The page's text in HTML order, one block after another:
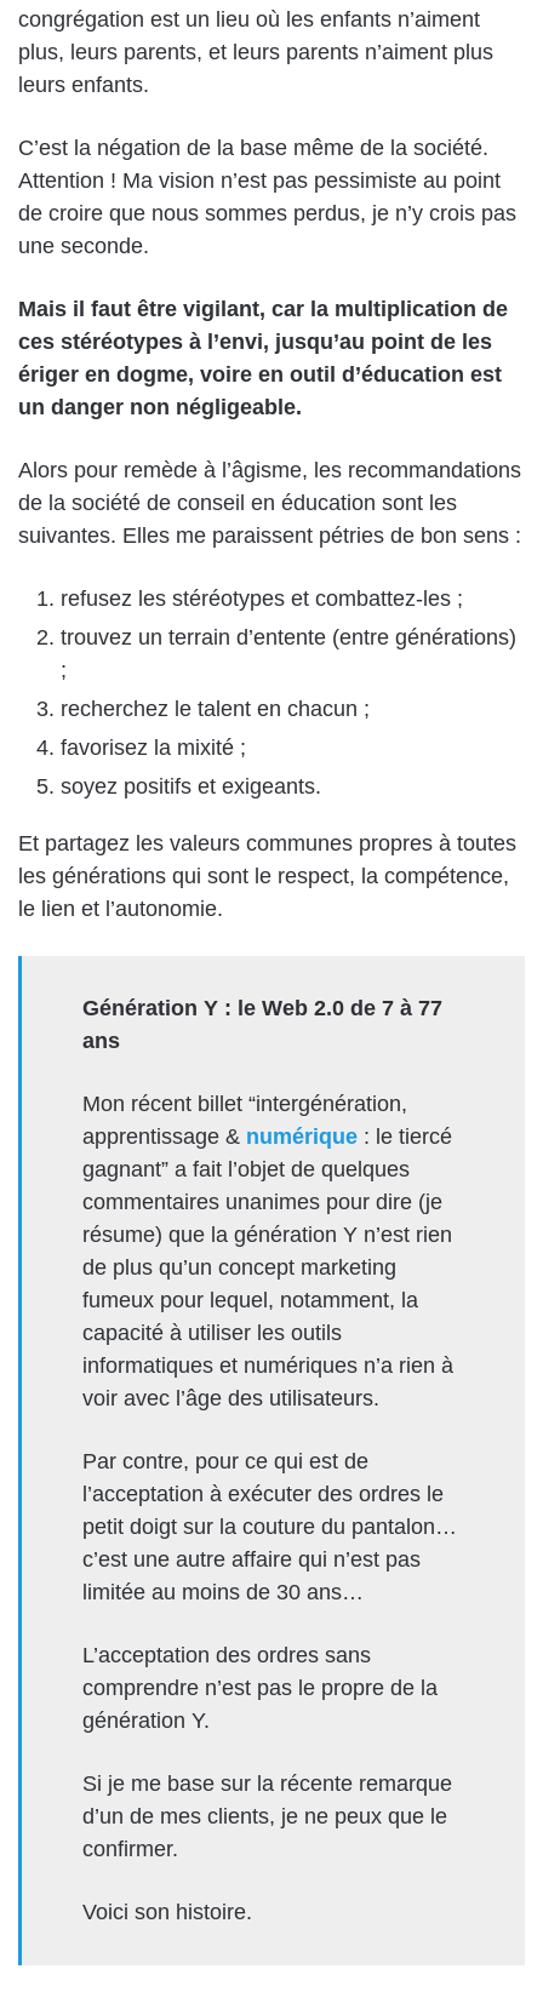
congrégation est un lieu où les enfants n’aiment
plus, leurs parents, et leurs parents n’aiment plus
leurs enfants.
C’est la négation de la base même de la société.
Attention ! Ma vision n’est pas pessimiste au point
de croire que nous sommes perdus, je n’y crois pas
une seconde.
Mais il faut être vigilant, car la multiplication de
ces stéréotypes à l’envi, jusqu’au point de les
ériger en dogme, voire en outil d’éducation est
un danger non négligeable.
Alors pour remède à l’âgisme, les recommandations
de la société de conseil en éducation sont les
suivantes. Elles me paraissent pétries de bon sens :
refusez les stéréotypes et combattez-les ;
trouvez un terrain d’entente (entre générations)
;
recherchez le talent en chacun ;
favorisez la mixité ;
soyez positifs et exigeants.
Et partagez les valeurs communes propres à toutes
les générations qui sont le respect, la compétence,
le lien et l’autonomie.
Génération Y : le Web 2.0 de 7 à 77
ans
Mon récent billet “intergénération,
apprentissage & numérique : le tiercé
gagnant” a fait l’objet de quelques
commentaires unanimes pour dire (je
résume) que la génération Y n’est rien
de plus qu’un concept marketing
fumeux pour lequel, notamment, la
capacité à utiliser les outils
informatiques et numériques n’a rien à
voir avec l’âge des utilisateurs.
Par contre, pour ce qui est de
l’acceptation à exécuter des ordres le
petit doigt sur la couture du pantalon…
c’est une autre affaire qui n’est pas
limitée au moins de 30 ans…
L’acceptation des ordres sans
comprendre n’est pas le propre de la
génération Y.
Si je me base sur la récente remarque
d’un de mes clients, je ne peux que le
confirmer.
Voici son histoire.